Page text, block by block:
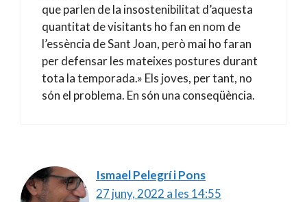
que parlen de la insostenibilitat d’aquesta
quantitat de visitants ho fan en nom de
l’essència de Sant Joan, però mai ho faran
per defensar les mateixes postures durant
tota la temporada.» Els joves, per tant, no
són el problema. En són una conseqüència.
Ismael Pelegrí i Pons
27 juny, 2022 a les 14:55